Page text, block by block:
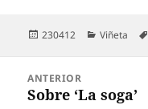
Publicado
230412 Categorías
Viñeta
entradas
ANTERIOR
Entrada
Sobre ‘La soga’